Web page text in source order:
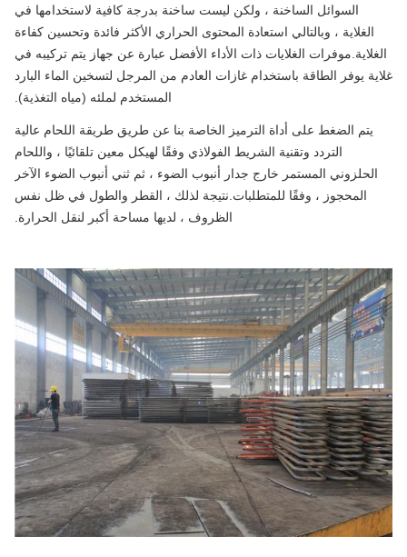
السوائل الساخنة ، ولكن ليست ساخنة بدرجة كافية لاستخدامها في
الغلاية ، وبالتالي استعادة المحتوى الحراري الأكثر فائدة وتحسين كفاءة
الغلايات ذات الأداء الأفضل عبارة عن جهاز يتم تركيبه في
يوفر الطاقة باستخدام غازات العادم من المرجل لتسخين الماء البارد
المستخدم لملئه (مياه التغذية).
يتم الضغط على أداة الترميز الخاصة بنا عن طريق طريقة اللحام عالية
التردد وتقنية الشريط الفولاذي وفقًا لهيكل معين تلقائيًا ، واللحام
الحلزوني المستمر خارج جدار أنبوب الضوء ، ثم ثني أنبوب الضوء الآخر
المحجوز ، وفقًا للمتطلبات.نتيجة لذلك ، القطر والطول في ظل نفس
الظروف ، لديها مساحة أكبر لنقل الحرارة.